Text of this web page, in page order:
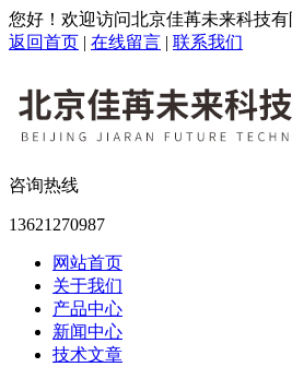
您好！欢迎访问北京佳苒未来科技有
返回首页 | 在线留言 | 联系我们
咨询热线
13621270987
网站首页
关于我们
产品中心
新闻中心
技术文章